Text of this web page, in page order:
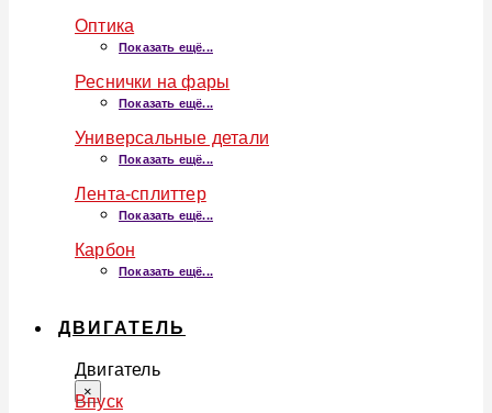
Оптика
Показать ещё...
Реснички на фары
Показать ещё...
Универсальные детали
Показать ещё...
Лента-сплиттер
Показать ещё...
Карбон
Показать ещё...
ДВИГАТЕЛЬ
Двигатель
×
Впуск